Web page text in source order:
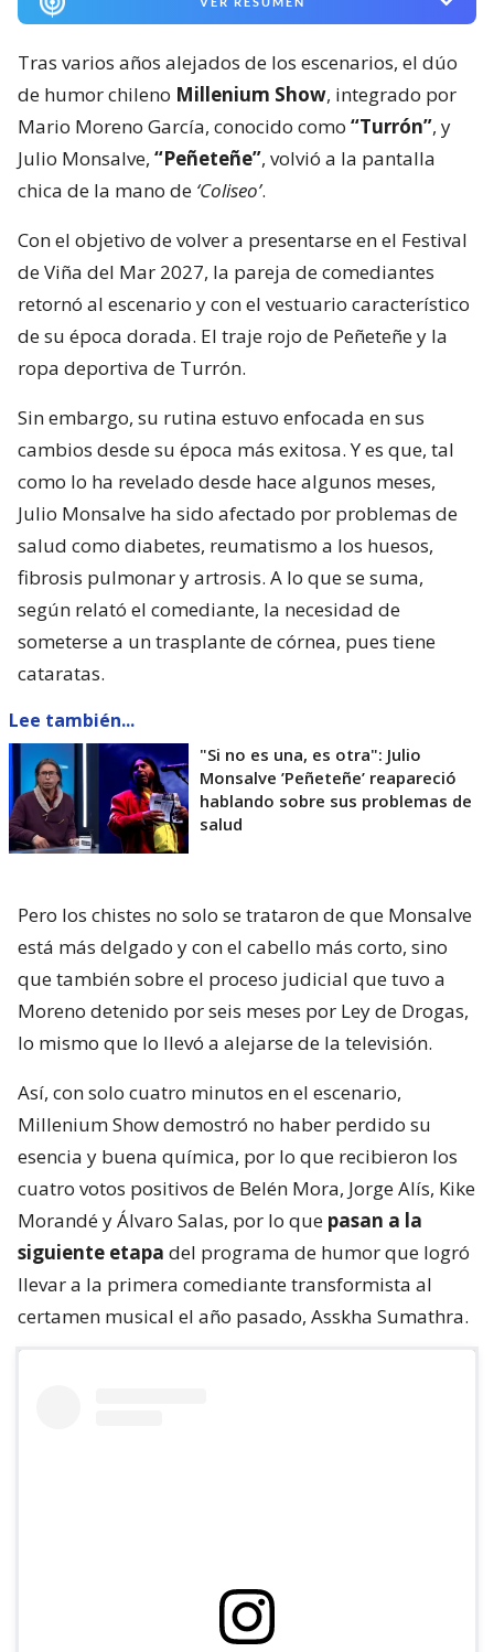
Tras varios años alejados de los escenarios, el dúo
de humor chileno Millenium Show, integrado por
Mario Moreno García, conocido como “Turrón”, y
Julio Monsalve, “Peñeteñe”, volvió a la pantalla
chica de la mano de ‘Coliseo’.
Con el objetivo de volver a presentarse en el Festival
de Viña del Mar 2027, la pareja de comediantes
retornó al escenario y con el vestuario característico
de su época dorada. El traje rojo de Peñeteñe y la
ropa deportiva de Turrón.
Sin embargo, su rutina estuvo enfocada en sus
cambios desde su época más exitosa. Y es que, tal
como lo ha revelado desde hace algunos meses,
Julio Monsalve ha sido afectado por problemas de
salud como diabetes, reumatismo a los huesos,
fibrosis pulmonar y artrosis. A lo que se suma,
según relató el comediante, la necesidad de
someterse a un trasplante de córnea, pues tiene
cataratas.
Lee también...
"Si no es una, es otra": Julio
Monsalve ’Peñeteñe’ reapareció
hablando sobre sus problemas de
salud
Pero los chistes no solo se trataron de que Monsalve
está más delgado y con el cabello más corto, sino
que también sobre el proceso judicial que tuvo a
Moreno detenido por seis meses por Ley de Drogas,
lo mismo que lo llevó a alejarse de la televisión.
Así, con solo cuatro minutos en el escenario,
Millenium Show demostró no haber perdido su
esencia y buena química, por lo que recibieron los
cuatro votos positivos de Belén Mora, Jorge Alís, Kike
Morandé y Álvaro Salas, por lo que pasan a la
siguiente etapa del programa de humor que logró
llevar a la primera comediante transformista al
certamen musical el año pasado, Asskha Sumathra.